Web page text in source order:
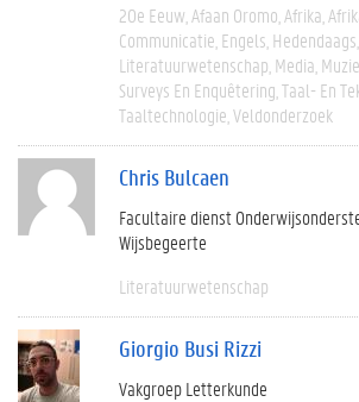
20e Eeuw Afaan Oromo Afrika
Communicatie Engels Hedendaags
Literatuurwetenschap Media
Surveys En Enquêtering Taal- En
Taaltechnologie Veldonderzoek
Chris Bulcaen
Facultaire dienst
Wijsbegeerte
Literatuurwetenschap
Giorgio Busi Rizzi
Vakgroep Letterkunde